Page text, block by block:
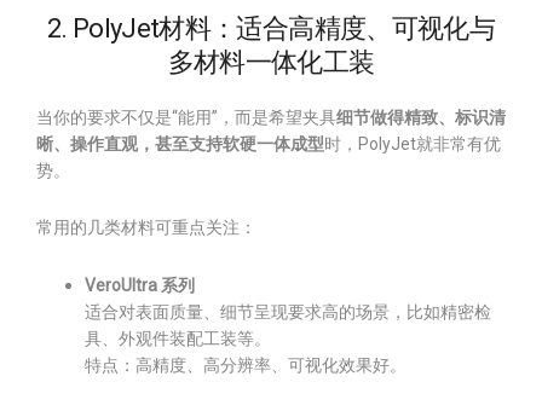
2. PolyJet材料：适合高精度、可视化与
多材料一体化工装
当你的要求不仅是“能用”，而是希望夹具细节做得精致、标识清
晰、操作直观，甚至支持软硬一体成型时，PolyJet就非常有优
势。
常用的几类材料可重点关注：
VeroUltra 系列
适合对表面质量、细节呈现要求高的场景，比如精密检
具、外观件装配工装等。
特点：高精度、高分辨率、可视化效果好。